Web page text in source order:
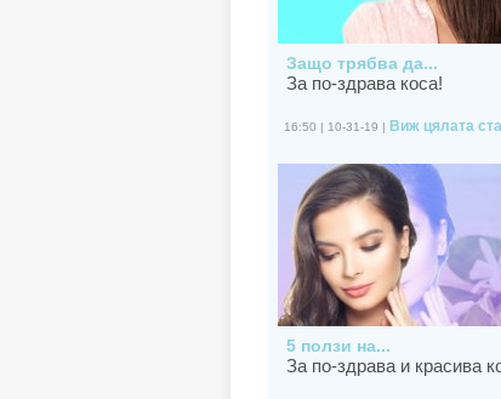
Защо трябва да...
За по-здрава коса!
16:50 | 10-31-19 | Виж цялата
5 ползи на...
За по-здрава и красива